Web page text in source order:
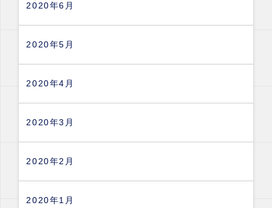
2020年6月
2020年5月
2020年4月
2020年3月
2020年2月
2020年1月